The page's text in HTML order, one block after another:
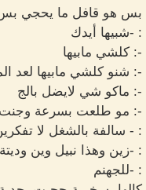
بس هو قافل ما يحجي بس
: -شبيها أيدك
-: كلشي مابيها
-: شنو كلشي مابيها لعد
-: ماكو شي لايضل بالج
-: مو طلعت بسرعة
: - سالفة بالشغل لا
: -زين وهذا نبيل وين وديتة
: -للجهنم